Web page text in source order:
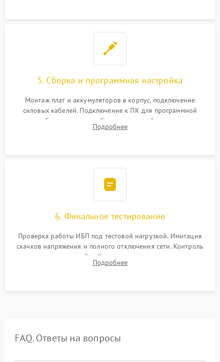
5. Сборка и программная настройка
Монтаж плат и аккумуляторов в корпус, подключение
силовых кабелей. Подключение к ПК для программной
калибровки констант батареи, настройки порогов
срабатывания AVR и сброса счетчиков старения АКБ.
Подробнее
6. Финальное тестирование
Проверка работы ИБП под тестовой нагрузкой. Имитация
скачков напряжения и полного отключения сети. Контроль
времени автономной работы, температурного режима и
корректности формы выходного сигнала.
Подробнее
FAQ. Ответы на вопросы